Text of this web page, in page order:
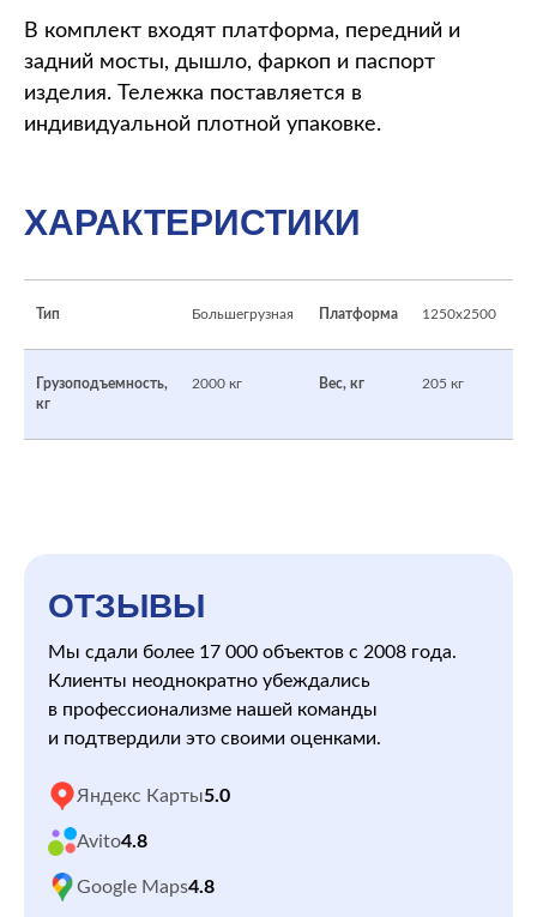
В комплект входят платформа, передний и
задний мосты, дышло, фаркоп и паспорт
изделия. Тележка поставляется в
индивидуальной плотной упаковке.
ХАРАКТЕРИСТИКИ
Тип Большегрузная Платформа 1250x2500
Грузоподъемность,
кг
2000 кг Вес, кг 205 кг
ОТЗЫВЫ
Мы сдали более 17 000 объектов с 2008 года.
Клиенты неоднократно убеждались
в профессионализме нашей команды
и подтвердили это своими оценками.
Яндекс Карты5.0
Avito4.8
Google Maps4.8